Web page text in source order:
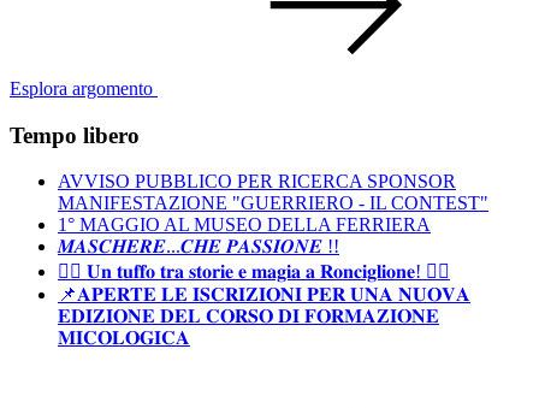
Esplora argomento
Tempo libero
AVVISO PUBBLICO PER RICERCA SPONSOR
MANIFESTAZIONE "GUERRIERO - IL CONTEST"
1° MAGGIO AL MUSEO DELLA FERRIERA
𝑴𝑨𝑺𝑪𝑯𝑬𝑹𝑬...𝑪𝑯𝑬 𝑷𝑨𝑺𝑺𝑰𝑶𝑵𝑬 !!
🧜‍♀️ 𝐔𝐧 𝐭𝐮𝐟𝐟𝐨 𝐭𝐫𝐚 𝐬𝐭𝐨𝐫𝐢𝐞 𝐞 𝐦𝐚𝐠𝐢𝐚 𝐚 𝐑𝐨𝐧𝐜𝐢𝐠𝐥𝐢𝐨𝐧𝐞! 🧜‍♀️
📌𝐀𝐏𝐄𝐑𝐓𝐄 𝐋𝐄 𝐈𝐒𝐂𝐑𝐈𝐙𝐈𝐎𝐍𝐈 𝐏𝐄𝐑 𝐔𝐍𝐀 𝐍𝐔𝐎𝐕𝐀
𝐄𝐃𝐈𝐙𝐈𝐎𝐍𝐄 𝐃𝐄𝐋 𝐂𝐎𝐑𝐒𝐎 𝐃𝐈 𝐅𝐎𝐑𝐌𝐀𝐙𝐈𝐎𝐍𝐄
𝐌𝐈𝐂𝐎𝐋𝐎𝐆𝐈𝐂𝐀